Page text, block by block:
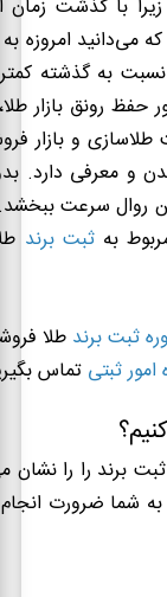
زیرا با گذشت
که می‌دانید امروزه
به گذشته
رونق بازار
و بازار
و معرفی
روال سرعت
بهثبت برند
ثبت برند طلا
ثبتی تماس
برند را را نشان
شما ضرورت